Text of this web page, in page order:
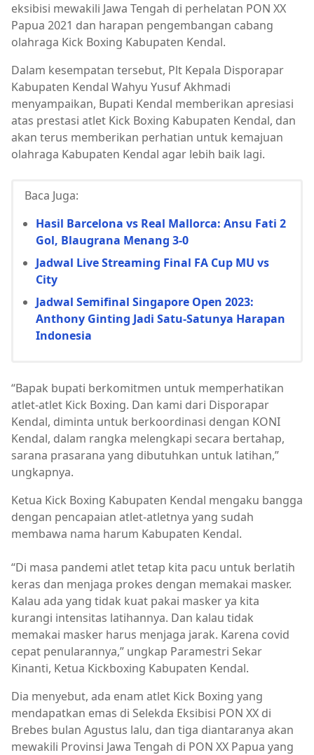
eksibisi mewakili Jawa Tengah di perhelatan PON XX
Papua 2021 dan harapan pengembangan cabang
olahraga Kick Boxing Kabupaten Kendal.
Dalam kesempatan tersebut, Plt Kepala Disporapar
Kabupaten Kendal Wahyu Yusuf Akhmadi
menyampaikan, Bupati Kendal memberikan apresiasi
atas prestasi atlet Kick Boxing Kabupaten Kendal, dan
akan terus memberikan perhatian untuk kemajuan
olahraga Kabupaten Kendal agar lebih baik lagi.
Baca Juga:
Hasil Barcelona vs Real Mallorca: Ansu Fati 2
Gol, Blaugrana Menang 3-0
Jadwal Live Streaming Final FA Cup MU vs
City
Jadwal Semifinal Singapore Open 2023:
Anthony Ginting Jadi Satu-Satunya Harapan
Indonesia
“Bapak bupati berkomitmen untuk memperhatikan
atlet-atlet Kick Boxing. Dan kami dari Disporapar
Kendal, diminta untuk berkoordinasi dengan KONI
Kendal, dalam rangka melengkapi secara bertahap,
sarana prasarana yang dibutuhkan untuk latihan,”
ungkapnya.
Ketua Kick Boxing Kabupaten Kendal mengaku bangga
dengan pencapaian atlet-atletnya yang sudah
membawa nama harum Kabupaten Kendal.
“Di masa pandemi atlet tetap kita pacu untuk berlatih
keras dan menjaga prokes dengan memakai masker.
Kalau ada yang tidak kuat pakai masker ya kita
kurangi intensitas latihannya. Dan kalau tidak
memakai masker harus menjaga jarak. Karena covid
cepat penularannya,” ungkap Paramestri Sekar
Kinanti, Ketua Kickboxing Kabupaten Kendal.
Dia menyebut, ada enam atlet Kick Boxing yang
mendapatkan emas di Selekda Eksibisi PON XX di
Brebes bulan Agustus lalu, dan tiga diantaranya akan
mewakili Provinsi Jawa Tengah di PON XX Papua yang